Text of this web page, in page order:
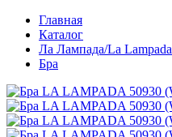
Главная
Каталог
Ла Лампада/La Lampada
Бра